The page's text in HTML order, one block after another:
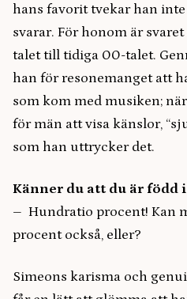
hans favorit tvekar han
svarar. För honom är
talet till tidiga 00-talet.
han för resonemanget att
som kom med musiken;
för män att visa känslor,
som han uttrycker det.
Känner du att du är född
– Hundratio procent! Kan
procent också, eller?
Simeons karisma och